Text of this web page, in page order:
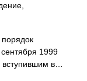
1999
в…